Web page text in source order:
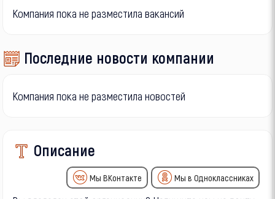
Компания пока не разместила вакансий
Последние новости компании
Компания пока не разместила новостей
Описание
Мы ВКонтакте Мы в Одноклассниках